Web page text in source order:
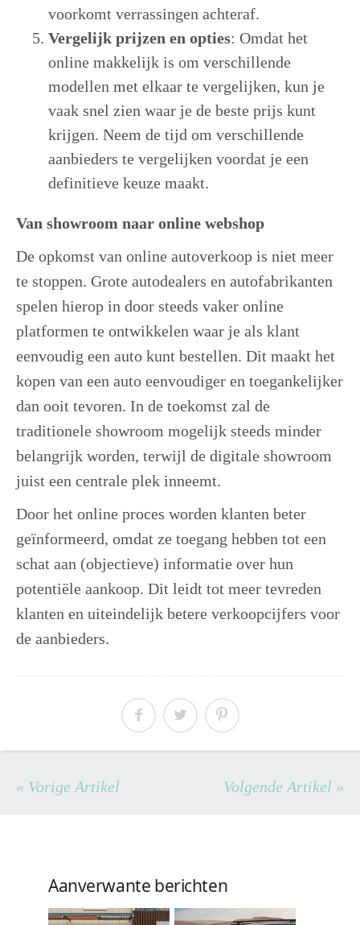
voorkomt verrassingen achteraf.
Vergelijk prijzen en opties: Omdat het
online makkelijk is om verschillende
modellen met elkaar te vergelijken, kun je
vaak snel zien waar je de beste prijs kunt
krijgen. Neem de tijd om verschillende
aanbieders te vergelijken voordat je een
definitieve keuze maakt.
Van showroom naar online webshop
De opkomst van online autoverkoop is niet meer
te stoppen. Grote autodealers en autofabrikanten
spelen hierop in door steeds vaker online
platformen te ontwikkelen waar je als klant
eenvoudig een auto kunt bestellen. Dit maakt het
kopen van een auto eenvoudiger en toegankelijker
dan ooit tevoren. In de toekomst zal de
traditionele showroom mogelijk steeds minder
belangrijk worden, terwijl de digitale showroom
juist een centrale plek inneemt.
Door het online proces worden klanten beter
geïnformeerd, omdat ze toegang hebben tot een
schat aan (objectieve) informatie over hun
potentiële aankoop. Dit leidt tot meer tevreden
klanten en uiteindelijk betere verkoopcijfers voor
de aanbieders.
« Vorige Artikel Volgende Artikel »
Aanverwante berichten